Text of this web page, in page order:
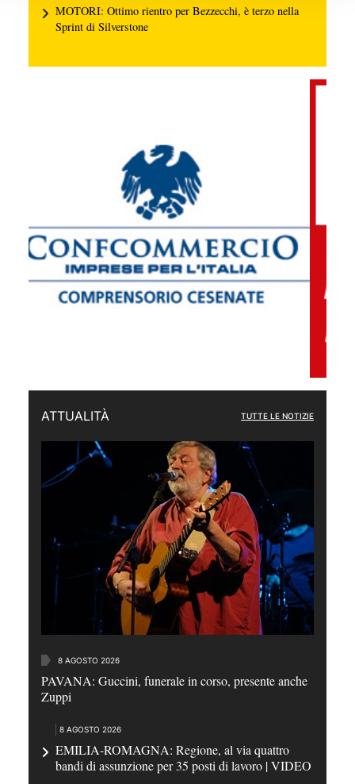
MOTORI: Ottimo rientro per Bezzecchi, è terzo nella
Sprint di Silverstone
ATTUALITÀ TUTTE LE NOTIZIE
8 AGOSTO 2026
PAVANA: Guccini, funerale in corso, presente anche
Zuppi
8 AGOSTO 2026
EMILIA-ROMAGNA: Regione, al via quattro
bandi di assunzione per 35 posti di lavoro | VIDEO